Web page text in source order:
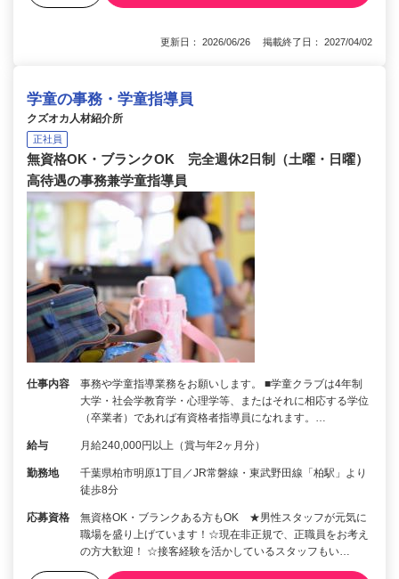
更新日： 2026/06/26 掲載終了日： 2027/04/02
学童の事務・学童指導員
クズオカ人材紹介所
正社員
無資格OK・ブランクOK 完全週休2日制（土曜・日曜）
高待遇の事務兼学童指導員
仕事内容
事務や学童指導業務をお願いします。 ■学童クラブは4年制
大学・社会学教育学・心理学等、またはそれに相応する学位
（卒業者）であれば有資格者指導員になれます。…
給与 月給240,000円以上（賞与年2ヶ月分）
勤務地
千葉県柏市明原1丁目／JR常磐線・東武野田線「柏駅」より
徒歩8分
応募資格
無資格OK・ブランクある方もOK ★男性スタッフが元気に
職場を盛り上げています！☆現在非正規で、正職員をお考え
の方大歓迎！ ☆接客経験を活かしているスタッフもい…